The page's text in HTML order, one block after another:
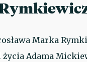
Marka
Adama